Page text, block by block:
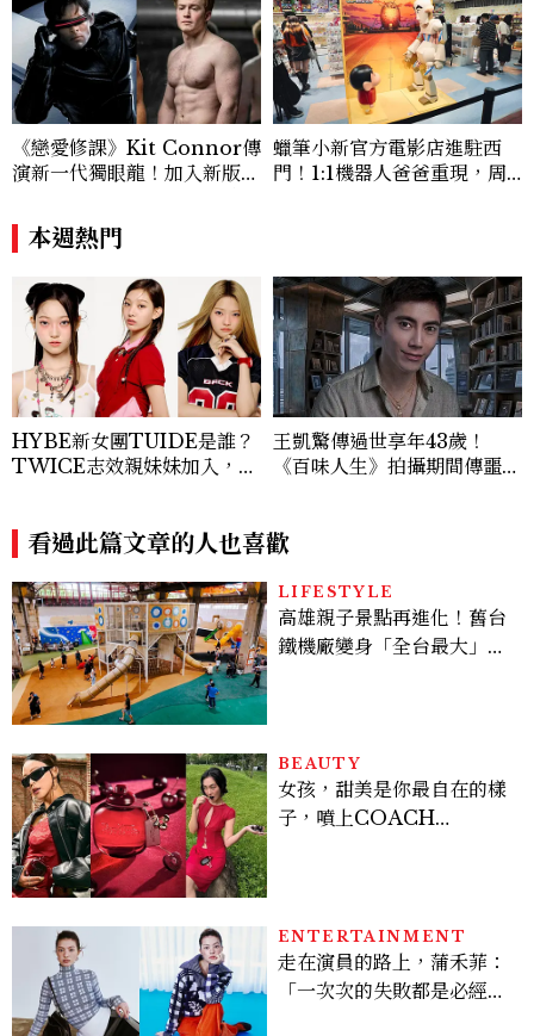
視角與編輯直覺，引領讀者探索女性多元面
貌與生活品味風格的無限可能。
《戀愛修課》Kit Connor傳
演新一代獨眼龍！加入新版
Sink
蠟筆小新官方電影店進駐西
門！1:1機器人爸爸重現，周
本週熱門
HYBE新女團TUIDE是誰？
TWICE志效親妹妹加入，7
王凱驚傳過世享年43歲！
《百味人生》拍攝期間傳噩
看過此篇文章的人也喜歡
LIFESTYLE
高雄親子景點再進化！舊台
鐵機廠變身「全台最大」半
BEAUTY
女孩，甜美是你最自在的樣
子，噴上COACH
ENTERTAINMENT
走在演員的路上，蒲禾菲：
「一次次的失敗都是必經過